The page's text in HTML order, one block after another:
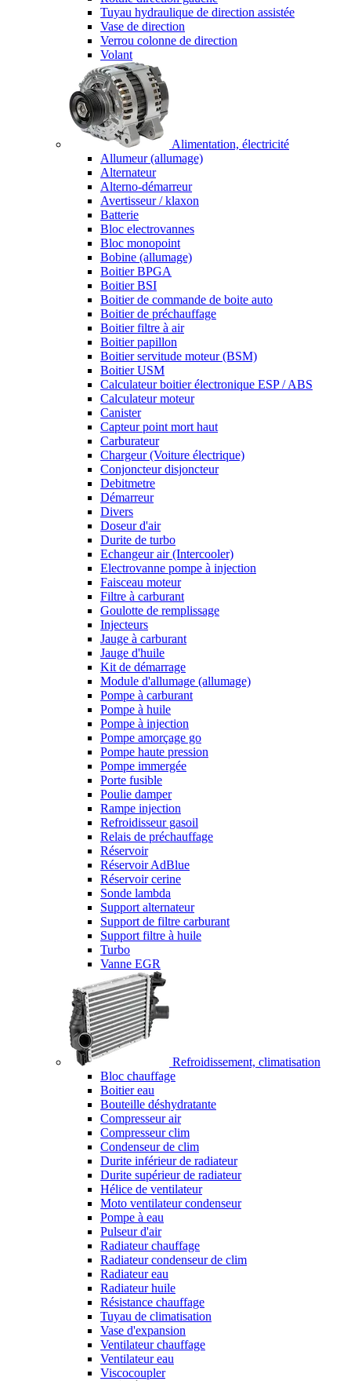
Tuyau hydraulique de direction assistée
Vase de direction
Verrou colonne de direction
Volant
Alimentation, électricité
Allumeur (allumage)
Alternateur
Alterno-démarreur
Avertisseur / klaxon
Batterie
Bloc electrovannes
Bloc monopoint
Bobine (allumage)
Boitier BPGA
Boitier BSI
Boitier de commande de boite auto
Boitier de préchauffage
Boitier filtre à air
Boitier papillon
Boitier servitude moteur (BSM)
Boitier USM
Calculateur boitier électronique ESP / ABS
Calculateur moteur
Canister
Capteur point mort haut
Carburateur
Chargeur (Voiture électrique)
Conjoncteur disjoncteur
Debitmetre
Démarreur
Divers
Doseur d'air
Durite de turbo
Echangeur air (Intercooler)
Electrovanne pompe à injection
Faisceau moteur
Filtre à carburant
Goulotte de remplissage
Injecteurs
Jauge à carburant
Jauge d'huile
Kit de démarrage
Module d'allumage (allumage)
Pompe à carburant
Pompe à huile
Pompe à injection
Pompe amorçage go
Pompe haute pression
Pompe immergée
Porte fusible
Poulie damper
Rampe injection
Refroidisseur gasoil
Relais de préchauffage
Réservoir
Réservoir AdBlue
Réservoir cerine
Sonde lambda
Support alternateur
Support de filtre carburant
Support filtre à huile
Turbo
Vanne EGR
Refroidissement, climatisation
Bloc chauffage
Boitier eau
Bouteille déshydratante
Compresseur air
Compresseur clim
Condenseur de clim
Durite inférieur de radiateur
Durite supérieur de radiateur
Hélice de ventilateur
Moto ventilateur condenseur
Pompe à eau
Pulseur d'air
Radiateur chauffage
Radiateur condenseur de clim
Radiateur eau
Radiateur huile
Résistance chauffage
Tuyau de climatisation
Vase d'expansion
Ventilateur chauffage
Ventilateur eau
Viscocoupler